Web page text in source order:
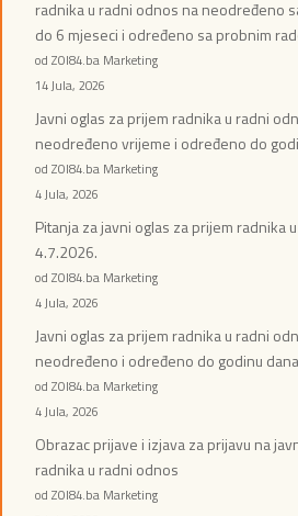
radnika u radni odnos na neodređeno
do 6 mjeseci i određeno sa probnim
od ZOI84.ba Marketing
14 Jula, 2026
Javni oglas za prijem radnika u radni
neodređeno vrijeme i određeno do
od ZOI84.ba Marketing
4 Jula, 2026
Pitanja za javni oglas za prijem radnika
4.7.2026.
od ZOI84.ba Marketing
4 Jula, 2026
Javni oglas za prijem radnika u radni
neodređeno i određeno do godinu
od ZOI84.ba Marketing
4 Jula, 2026
Obrazac prijave i izjava za prijavu na
radnika u radni odnos
od ZOI84.ba Marketing